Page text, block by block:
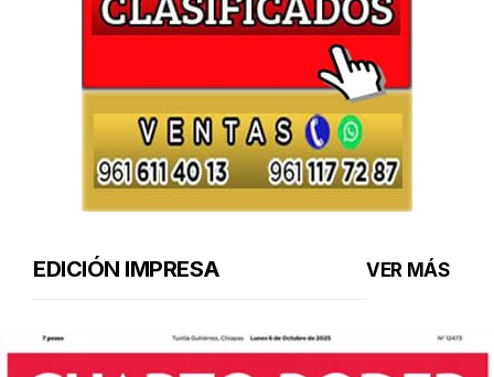
EDICIÓN IMPRESA VER MÁS